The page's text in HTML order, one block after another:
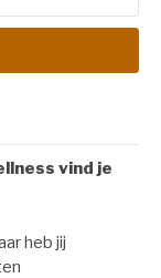
vind je
heb jij